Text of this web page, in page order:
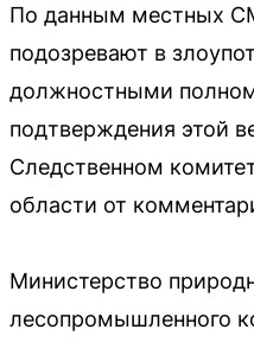
По данным местных
подозревают в
должностными
подтверждения этой
Следственном
области от
Министерство
лесопромышленного